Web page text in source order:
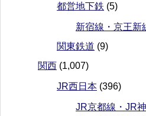
都営地下鉄 (5)
新宿線・京王新
関東鉄道 (9)
関西 (1,007)
JR西日本 (396)
JR京都線・JR